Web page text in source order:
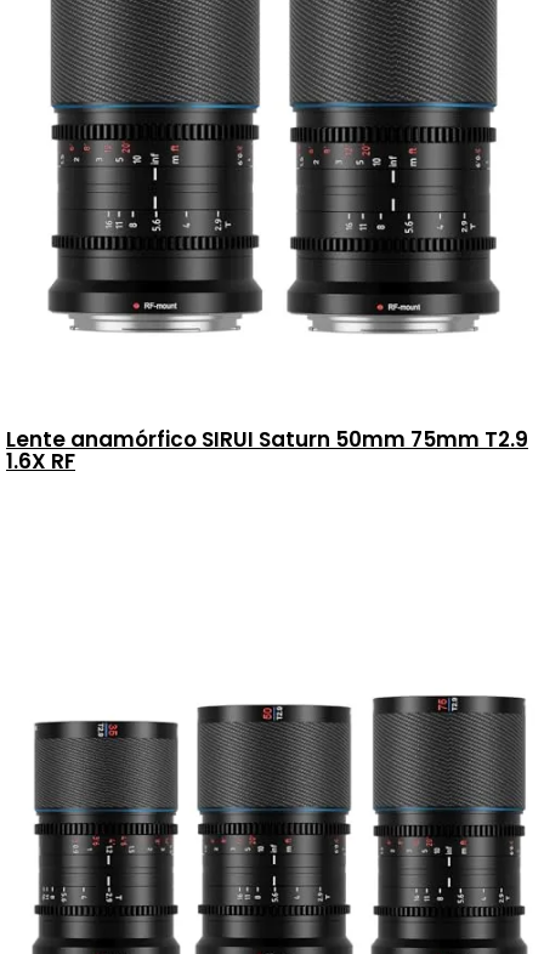
Lente anamórfico SIRUI Saturn 50mm 75mm T2.9
1.6X RF